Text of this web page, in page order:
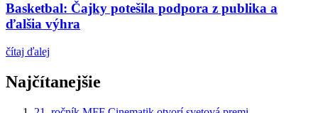
Basketbal: Čajky potešila podpora z publika a
ďalšia výhra
čítaj ďalej
Najčítanejšie